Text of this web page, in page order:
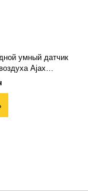
умный датчик
Ajax